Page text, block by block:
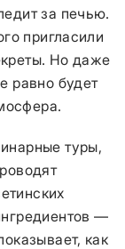
за печью.
пригласили
Но даже
равно будет
туры,
—
как